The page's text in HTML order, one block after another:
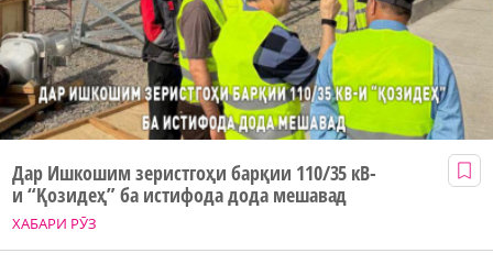
ХАБАРИ РӮЗ
Дар Ишкошим зеристгоҳи барқии 110/35 кВ-
и “Қозидеҳ” ба истифода дода мешавад